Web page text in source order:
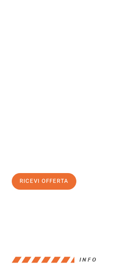
RICEVI OFFERTA
INFO